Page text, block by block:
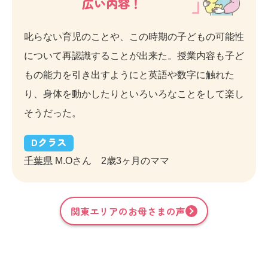
叱らない育児のことや、この時期の子どもの可能性
について再認識することが出来た。授業内容も子ど
もの能力を引き出すようにと英語や数字に触れた
り、身体を動かしたりといろいろなことをして楽し
そうだった。
Dクラス
千葉県 M.Oさん 2歳3ヶ月のママ
関東エリアのお母さまの声